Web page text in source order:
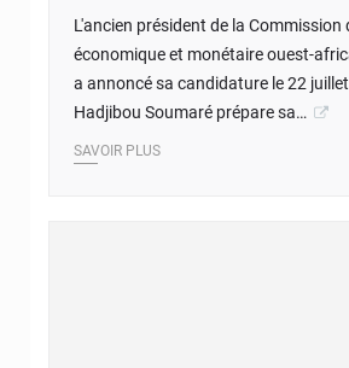
L'ancien président de la Commission
économique et monétaire ouest-
a annoncé sa candidature le 22
Hadjibou Soumaré prépare sa…
SAVOIR PLUS